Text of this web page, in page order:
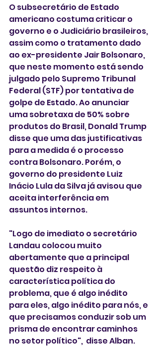
O subsecretário de Estado
americano costuma criticar o
governo e o Judiciário brasileiros,
assim como o tratamento dado
ao ex-presidente Jair Bolsonaro,
que neste momento está sendo
julgado pelo Supremo Tribunal
Federal (STF) por tentativa de
golpe de Estado. Ao anunciar
uma sobretaxa de 50% sobre
produtos do Brasil, Donald Trump
disse que uma das justificativas
para a medida é o processo
contra Bolsonaro. Porém, o
governo do presidente Luiz
Inácio Lula da Silva já avisou que
aceita interferência em
assuntos internos.
"Logo de imediato o secretário
Landau colocou muito
abertamente que a principal
questão diz respeito à
característica política do
problema, que é algo inédito
para eles, algo inédito para nós, e
que precisamos conduzir sob um
prisma de encontrar caminhos
no setor político",  disse Alban.